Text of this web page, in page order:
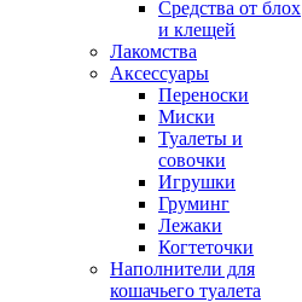
Средства от блох
и клещей
Лакомства
Аксессуары
Переноски
Миски
Туалеты и
совочки
Игрушки
Груминг
Лежаки
Когтеточки
Наполнители для
кошачьего туалета